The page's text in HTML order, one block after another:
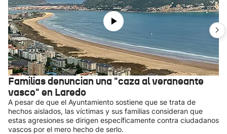
Familias denuncian una "caza al veraneante
vasco" en Laredo
A pesar de que el Ayuntamiento sostiene que se trata de
hechos aislados, las víctimas y sus familias consideran que
estas agresiones se dirigen específicamente contra ciudadanos
vascos por el mero hecho de serlo.